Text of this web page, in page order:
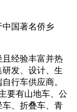
国著名侨乡
经验丰富并热
发、设计、生
行车供应商。
要有山地车、公
、折叠车、青